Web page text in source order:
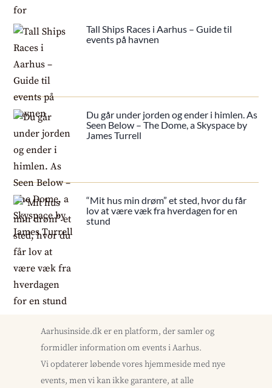
Tall Ships Races i Aarhus – Guide til
events på havnen
Du går under jorden og ender i himlen. As
Seen Below – The Dome, a Skyspace by
James Turrell
“Mit hus min drøm” et sted, hvor du får
lov at være væk fra hverdagen for en
stund
Aarhusinside.dk er en platform, der samler og
formidler information om events i Aarhus.
Vi opdaterer løbende vores hjemmeside med nye
events, men vi kan ikke garantere, at alle